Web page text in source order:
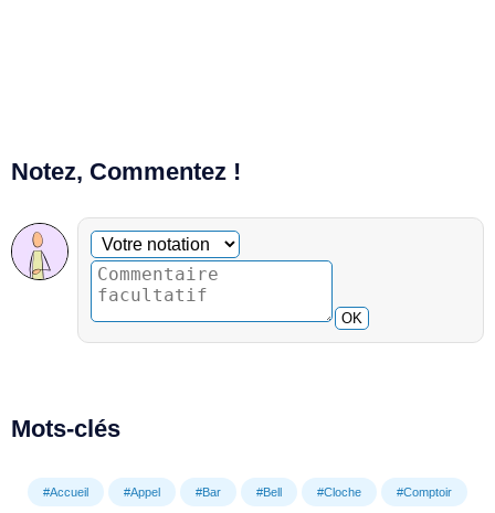
Notez, Commentez !
Commentaire facultatif
Votre notation
OK
Mots-clés
#Accueil #Appel #Bar #Bell #Cloche #Comptoir